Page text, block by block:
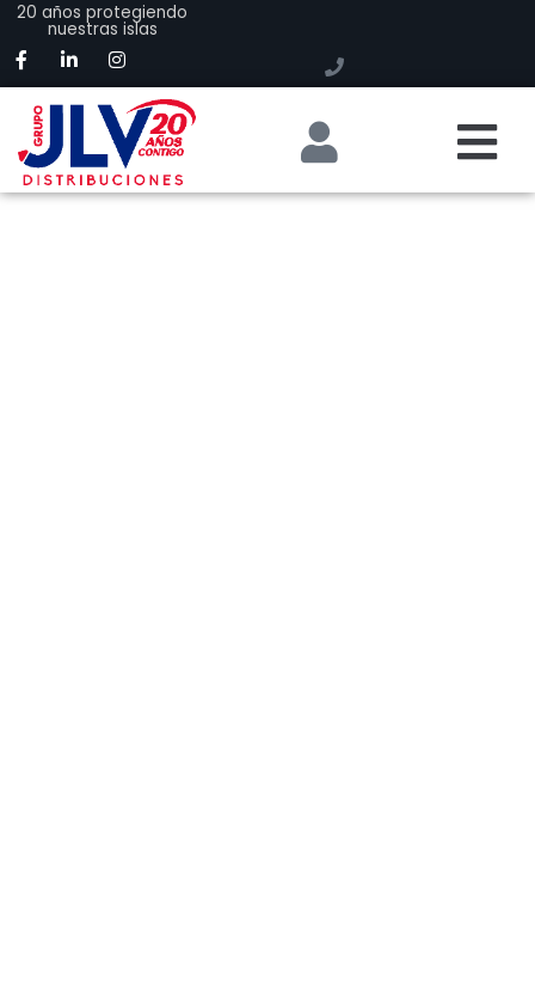
20 años protegiendo
nuestras islas